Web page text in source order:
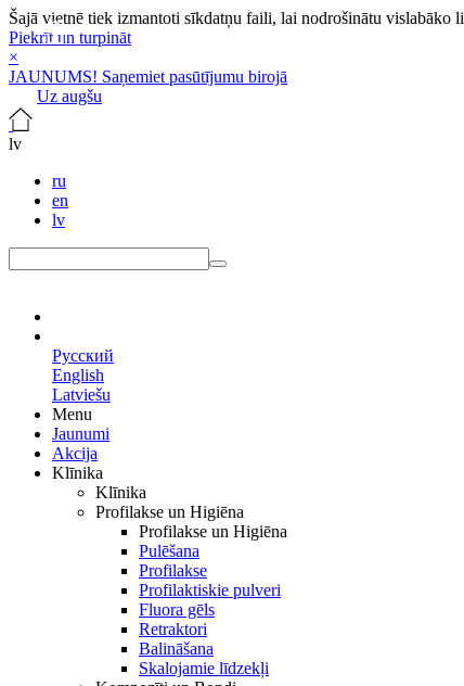
Šajā vietnē tiek izmantoti sīkdatņu faili, lai nodrošinātu vislabāko
Piekrīt un turpināt
×
JAUNUMS! Saņemiet pasūtījumu birojā
Uz augšu
lv
ru
en
lv
Русский
English
Latviešu
Menu
Jaunumi
Akcija
Klīnika
Klīnika
Profilakse un Higiēna
Profilakse un Higiēna
Pulēšana
Profilakse
Profilaktiskie pulveri
Fluora gēls
Retraktori
Balināšana
Skalojamie līdzekļi